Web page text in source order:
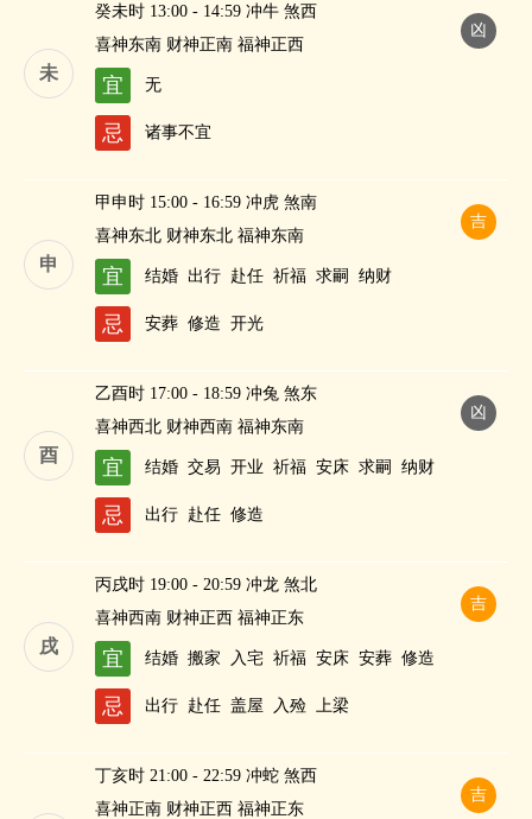
未
凶
癸未时 13:00 - 14:59 冲牛 煞西
喜神东南 财神正南 福神正西
宜 无
忌 诸事不宜
申
吉
甲申时 15:00 - 16:59 冲虎 煞南
喜神东北 财神东北 福神东南
宜 结婚 出行 赴任 祈福 求嗣 纳财
忌 安葬 修造 开光
酉
凶
乙酉时 17:00 - 18:59 冲兔 煞东
喜神西北 财神西南 福神东南
宜 结婚 交易 开业 祈福 安床 求嗣 纳财
忌 出行 赴任 修造
戌
吉
丙戌时 19:00 - 20:59 冲龙 煞北
喜神西南 财神正西 福神正东
宜 结婚 搬家 入宅 祈福 安床 安葬 修造
忌 出行 赴任 盖屋 入殓 上梁
吉
丁亥时 21:00 - 22:59 冲蛇 煞西
喜神正南 财神正西 福神正东